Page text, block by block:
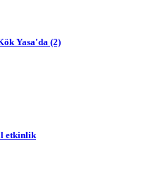
Yasa'da (2)
etkinlik